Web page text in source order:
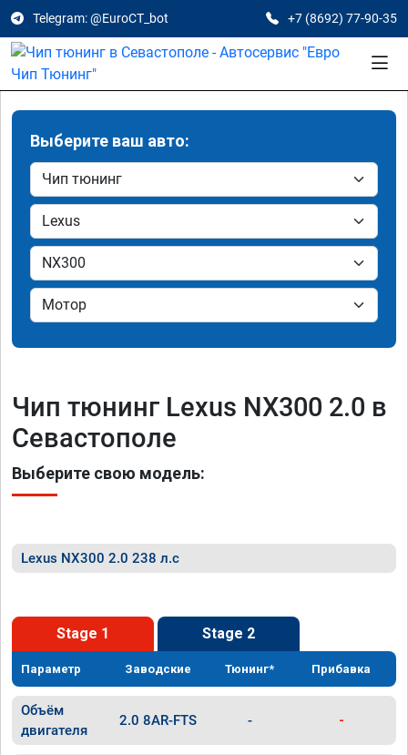
Telegram: @EuroCT_bot +7 (8692) 77-90-35
Выберите ваш авто:
Чип тюнинг Lexus NX300 2.0 в
Севастополе
Выберите свою модель:
Lexus NX300 2.0 238 л.с
Stage 1 Stage 2
Параметр Заводские Тюнинг* Прибавка
Объём
двигателя
2.0 8AR-FTS - -